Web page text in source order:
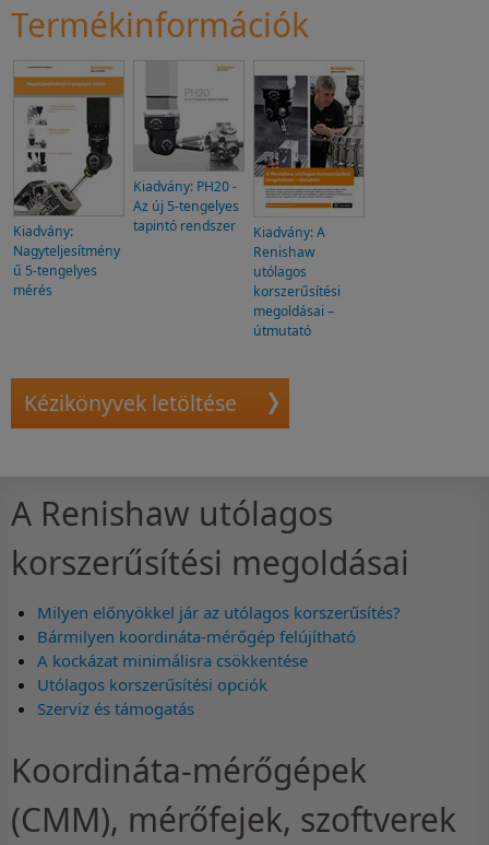
Termékinformációk
Kiadvány:
Nagyteljesítmény
ű 5-tengelyes
mérés
Kiadvány: PH20 -
Az új 5-tengelyes
tapintó rendszer
Kiadvány: A
Renishaw
utólagos
korszerűsítési
megoldásai –
útmutató
Kézikönyvek letöltése
A Renishaw utólagos
korszerűsítési megoldásai
Milyen előnyökkel jár az utólagos korszerűsítés?
Bármilyen koordináta-mérőgép felújítható
A kockázat minimálisra csökkentése
Utólagos korszerűsítési opciók
Szerviz és támogatás
Koordináta-mérőgépek
(CMM), mérőfejek, szoftverek